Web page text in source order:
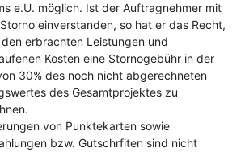
e.U. möglich. Ist der Auftragnehmer mit
einverstanden, so hat er das Recht,
erbrachten Leistungen und
Kosten eine Stornogebühr in der
30% des noch nicht abgerechneten
des Gesamtprojektes zu
von Punktekarten sowie
bzw. Gutschrfiten sind nicht